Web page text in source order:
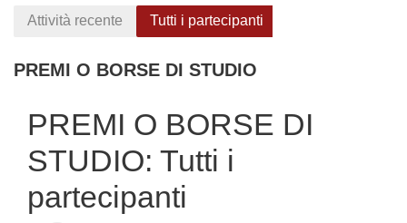
Attività recente Tutti i partecipanti
PREMI O BORSE DI STUDIO
PREMI O BORSE DI
STUDIO: Tutti i
partecipanti